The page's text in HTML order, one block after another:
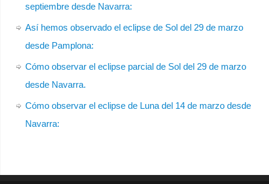
septiembre desde Navarra:
Así hemos observado el eclipse de Sol del 29 de marzo
desde Pamplona:
Cómo observar el eclipse parcial de Sol del 29 de marzo
desde Navarra.
Cómo observar el eclipse de Luna del 14 de marzo desde
Navarra: